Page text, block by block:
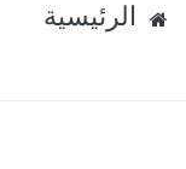
الرئيسية